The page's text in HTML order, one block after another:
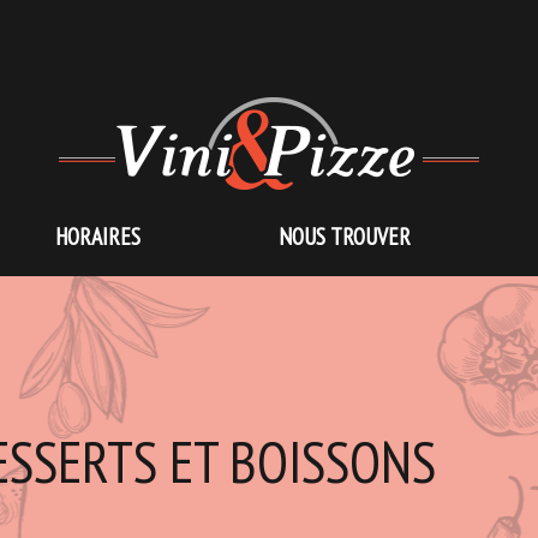
HORAIRES NOUS TROUVER
ET BOISSONS